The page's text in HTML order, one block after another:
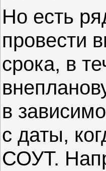
Но есть
провести
срока, в
в
с даты,
СОУТ.